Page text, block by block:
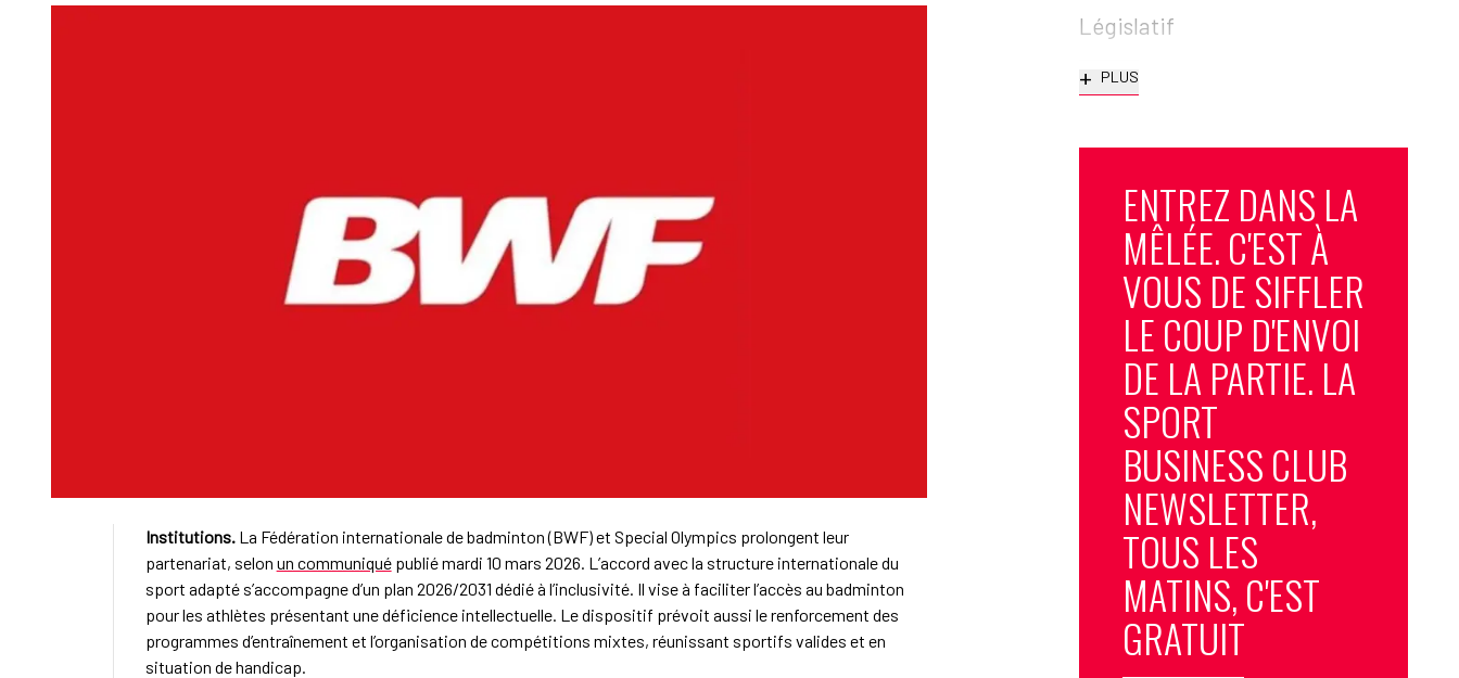
Institutions. La Fédération internationale de badminton (BWF) et Special Olympics prolongent leur
partenariat, selon un communiquépublié mardi 10 mars 2026. L’accord avec la structure internationale du
sport adapté s’accompagne d’un plan 2026/2031 dédié à l’inclusivité. Il vise à faciliter l’accès au badminton
pour les athlètes présentant une déficience intellectuelle. Le dispositif prévoit aussi le renforcement des
programmes d’entraînement et l’organisation de compétitions mixtes, réunissant sportifs valides et en
situation de handicap.
Législatif
+ PLUS
ENTREZ DANS LA
MÊLÉE. C'EST À
VOUS DE SIFFLER
LE COUP D'ENVOI
DE LA PARTIE. LA
SPORT
BUSINESS CLUB
NEWSLETTER,
TOUS LES
MATINS, C'EST
GRATUIT